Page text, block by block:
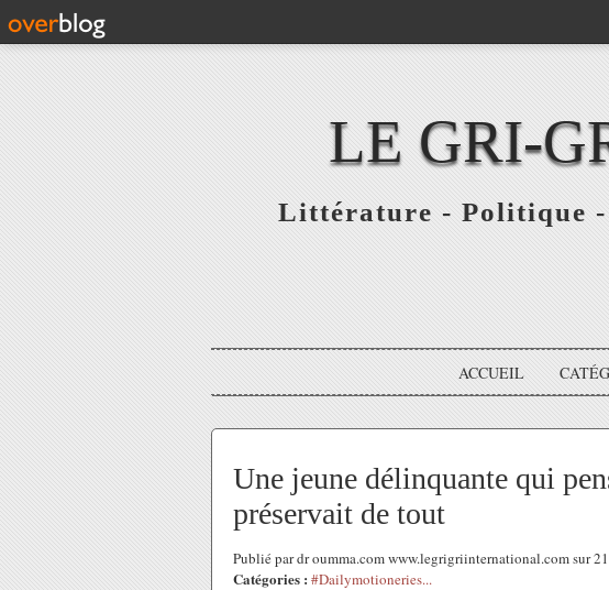
LE GRI-
Littérature - Politique -
ACCUEIL
Une jeune délinquante qui
préservait de tout
Publié par dr oumma.com www.legrigriinternational.com sur
Catégories : #Dailymotioneries...